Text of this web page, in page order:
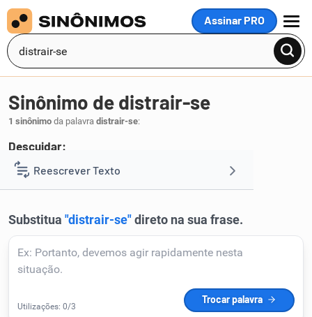
Assinar PRO
MENU
Reescrever Texto
Corrigir Texto
Sinônimo de distrair-se
1 sinônimo da palavra distrair-se:
Descuidar:
1 esquecer.